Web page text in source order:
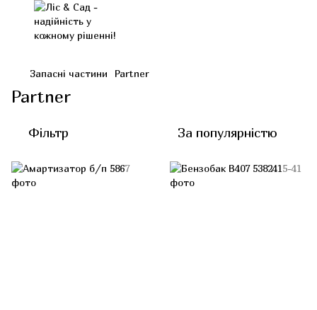
Запасні частини Partner
Partner
Фільтр За популярністю